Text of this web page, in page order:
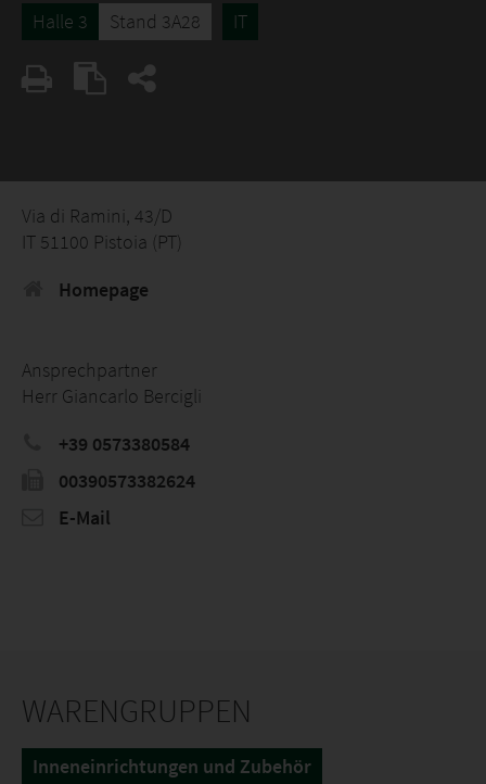
Halle 3 Stand 3A28 IT
Via di Ramini, 43/D
IT 51100 Pistoia (PT)
Homepage
Ansprechpartner
Herr Giancarlo Bercigli
+39 0573380584
00390573382624
E-Mail
WARENGRUPPEN
Inneneinrichtungen und Zubehör